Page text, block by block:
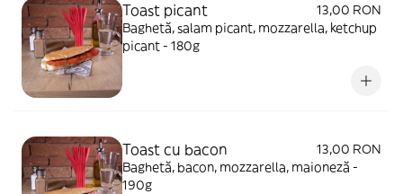
Toast picant
13,00 RON
Baghetă, salam picant, mozzarella, ketchup
picant - 180g
Toast cu bacon
13,00 RON
Baghetă, bacon, mozzarella, maioneză -
190g